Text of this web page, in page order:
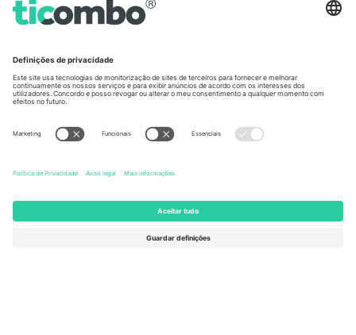
Germany
Unter den Linden 24, 10117
United Kingdom
167 City Road, London, Greater
Kingdom
United States
Newark, Delaware 19713, United
States
Engelberg, Switzerland